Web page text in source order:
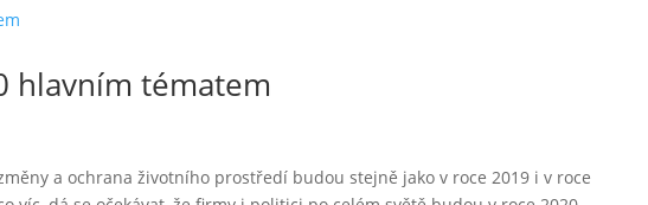
hlavním tématem
a ochrana životního prostředí budou stejně jako v roce 2019 i v roce